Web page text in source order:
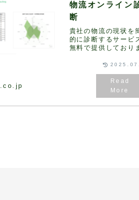
物流オンライン
断
貴社の物流の現状を
的に診断するサービ
無料で提供しており
にある診断フォーム
記入・送信いただく
2営業日以内に弊社コ
サルタントより診断
と改善の方向性をま
た資...